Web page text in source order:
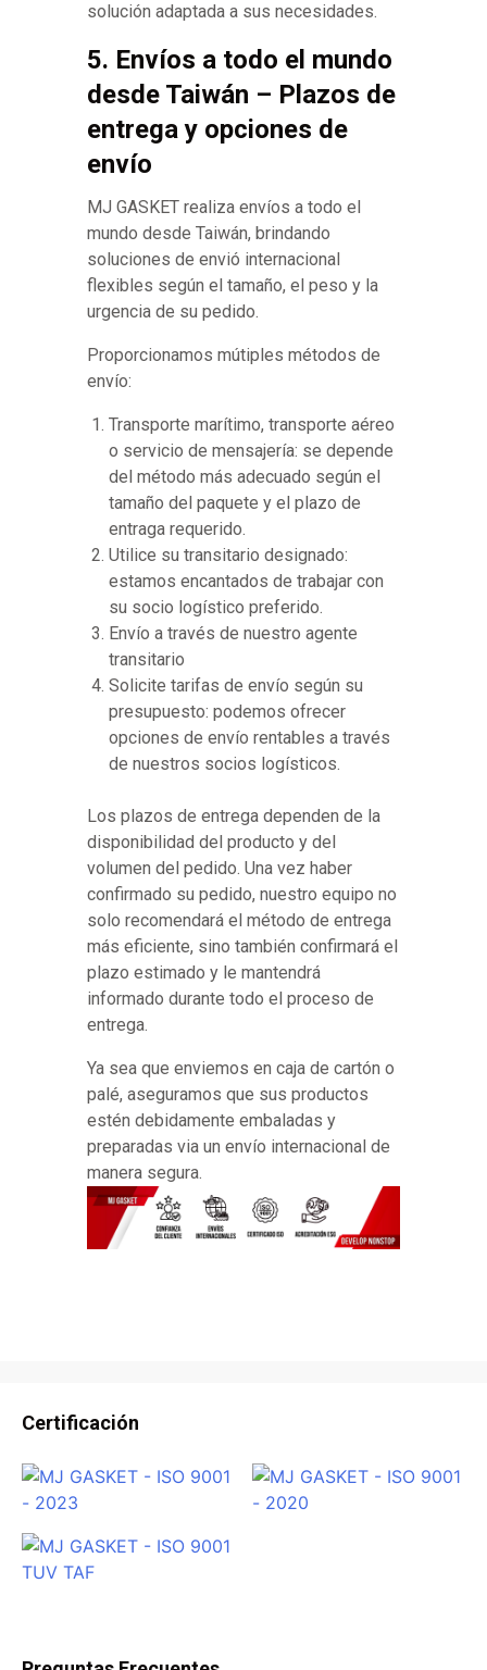
solución adaptada a sus necesidades.
5. Envíos a todo el mundo
desde Taiwán – Plazos de
entrega y opciones de
envío
MJ GASKET realiza envíos a todo el
mundo desde Taiwán, brindando
soluciones de envió internacional
flexibles según el tamaño, el peso y la
urgencia de su pedido.
Proporcionamos mútiples métodos de
envío:
Transporte marítimo, transporte aéreo
o servicio de mensajería: se depende
del método más adecuado según el
tamaño del paquete y el plazo de
entraga requerido.
Utilice su transitario designado:
estamos encantados de trabajar con
su socio logístico preferido.
Envío a través de nuestro agente
transitario
Solicite tarifas de envío según su
presupuesto: podemos ofrecer
opciones de envío rentables a través
de nuestros socios logísticos.
Los plazos de entrega dependen de la
disponibilidad del producto y del
volumen del pedido. Una vez haber
confirmado su pedido, nuestro equipo no
solo recomendará el método de entrega
más eficiente, sino también confirmará el
plazo estimado y le mantendrá
informado durante todo el proceso de
entrega.
Ya sea que enviemos en caja de cartón o
palé, aseguramos que sus productos
estén debidamente embaladas y
preparadas via un envío internacional de
manera segura.
Certificación